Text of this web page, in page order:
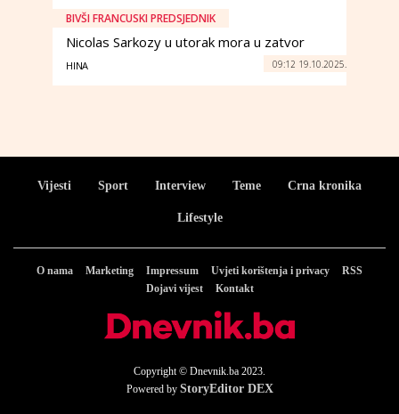
BIVŠI FRANCUSKI PREDSJEDNIK
Nicolas Sarkozy u utorak mora u zatvor
HINA 09:12 19.10.2025.
Vijesti Sport Interview Teme Crna kronika
Lifestyle
O nama Marketing Impressum Uvjeti korištenja i privacy
RSS
Dojavi vijest
Kontakt
Copyright © Dnevnik.ba 2023.
Powered by StoryEditor DEX